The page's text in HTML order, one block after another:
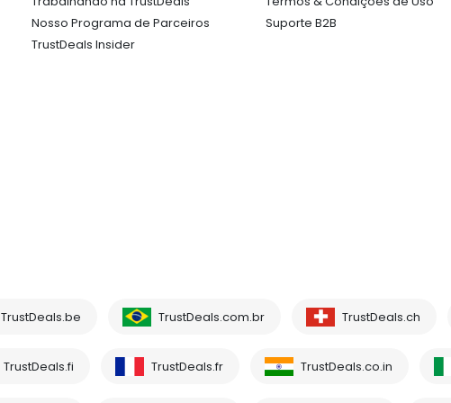
Nosso Programa de Parceiros
TrustDeals Insider
Suporte B2B
TrustDeals.be TrustDeals.com.br TrustDeals.ch
TrustDeals.fi TrustDeals.fr TrustDeals.co.in